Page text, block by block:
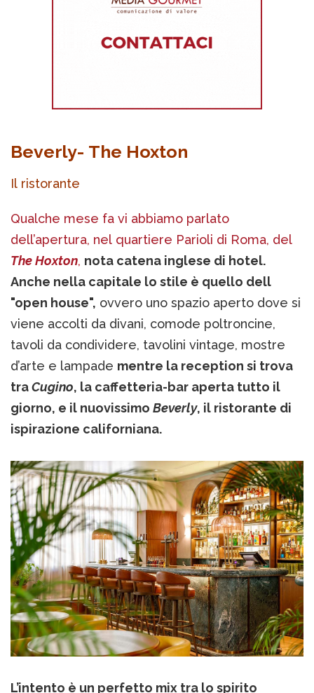
Beverly- The Hoxton
Il ristorante
Qualche mese fa vi abbiamo parlato
dell’apertura, nel quartiere Parioli di Roma, del
The Hoxton, nota catena inglese di hotel.
Anche nella capitale lo stile è quello dell
"open house", ovvero uno spazio aperto dove si
viene accolti da divani, comode poltroncine,
tavoli da condividere, tavolini vintage, mostre
d’arte e lampade mentre la reception si trova
traCugino, la caffetteria-bar aperta tutto il
giorno, e il nuovissimo Beverly, il ristorante di
ispirazione californiana.
L’intento è un perfetto mix tra lo spirito